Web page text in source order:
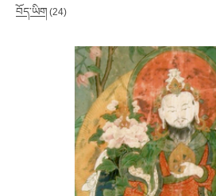
བོད་ཡིག (24)